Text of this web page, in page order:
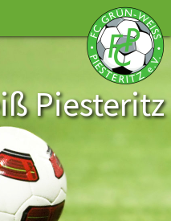
Piesteritz